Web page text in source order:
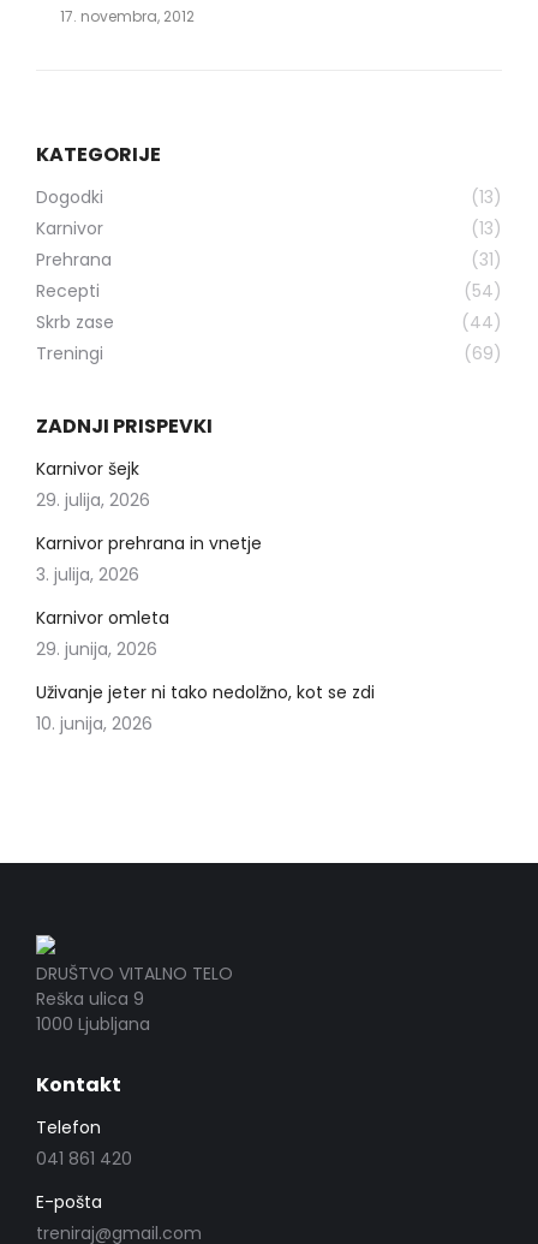
17. novembra, 2012
KATEGORIJE
Dogodki
(13)
Karnivor
(13)
Prehrana
(31)
Recepti
(54)
Skrb zase
(44)
Treningi
(69)
ZADNJI PRISPEVKI
Karnivor šejk
29. julija, 2026
Karnivor prehrana in vnetje
3. julija, 2026
Karnivor omleta
29. junija, 2026
Uživanje jeter ni tako nedolžno, kot se zdi
10. junija, 2026
DRUŠTVO VITALNO TELO
Reška ulica 9
1000 Ljubljana
Kontakt
Telefon
041 861 420
E-pošta
treniraj@gmail.com